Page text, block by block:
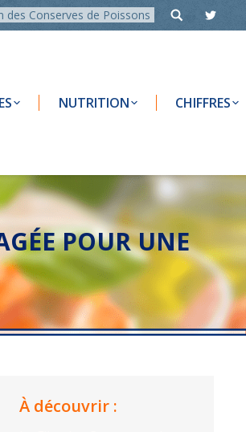
des Conserves de Poissons
NUTRITION CHIFFRES
POUR UNE
À découvrir :